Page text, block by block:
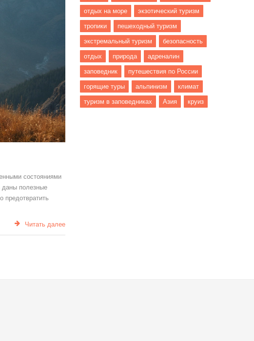
состояниями
даны полезные
предотвратить
Читать далее
отдых на море экзотический туризм
тропики пешеходный туризм
экстремальный туризм безопасность
отдых природа адреналин
заповедник путешествия по России
горящие туры альпинизм климат
туризм в заповедниках Азия круиз